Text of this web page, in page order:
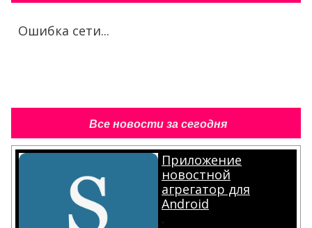
Ошибка сети...
Все новости за сегодня
Приложение
новостной
агрегатор для
Android
.